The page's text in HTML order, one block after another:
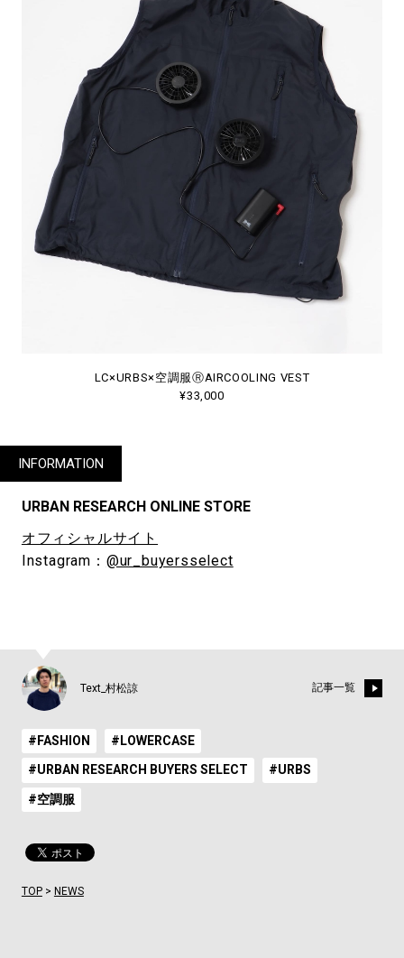
LC×URBS×空調服ⓇAIRCOOLING VEST
¥33,000
INFORMATION
URBAN RESEARCH ONLINE STORE
オフィシャルサイト
Instagram： @ur_buyersselect
Text_村松諒 記事一覧
#FASHION #LOWERCASE
#URBAN RESEARCH BUYERS SELECT #URBS
#空調服
TOP> NEWS